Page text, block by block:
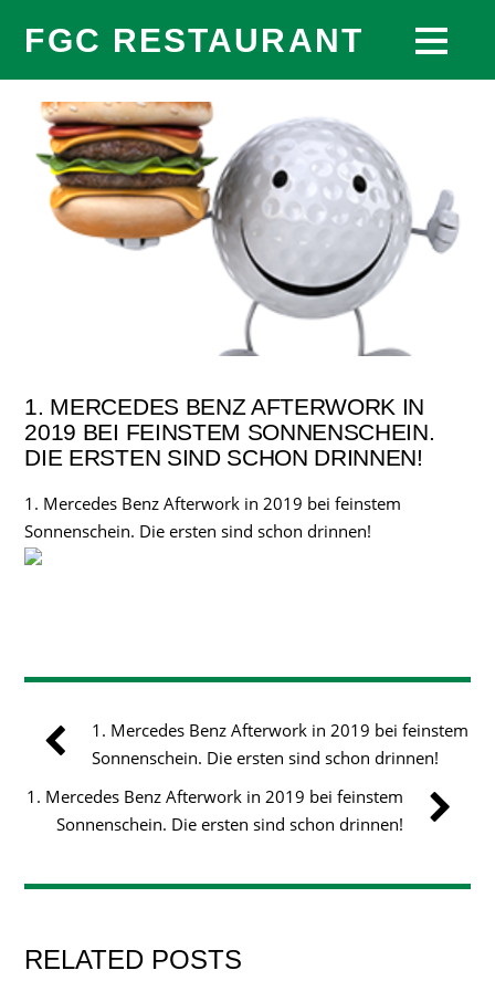
FGC RESTAURANT
1. MERCEDES BENZ AFTERWORK IN
2019 BEI FEINSTEM SONNENSCHEIN.
DIE ERSTEN SIND SCHON DRINNEN!
1. Mercedes Benz Afterwork in 2019 bei feinstem
Sonnenschein. Die ersten sind schon drinnen!
1. Mercedes Benz Afterwork in 2019 bei feinstem
Sonnenschein. Die ersten sind schon drinnen!
1. Mercedes Benz Afterwork in 2019 bei feinstem
Sonnenschein. Die ersten sind schon drinnen!
RELATED POSTS